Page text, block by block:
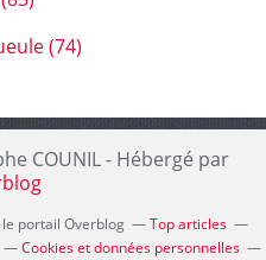
(74)
COUNIL - Hébergé par
portail Overblog
Top articles
Cookies et données personnelles